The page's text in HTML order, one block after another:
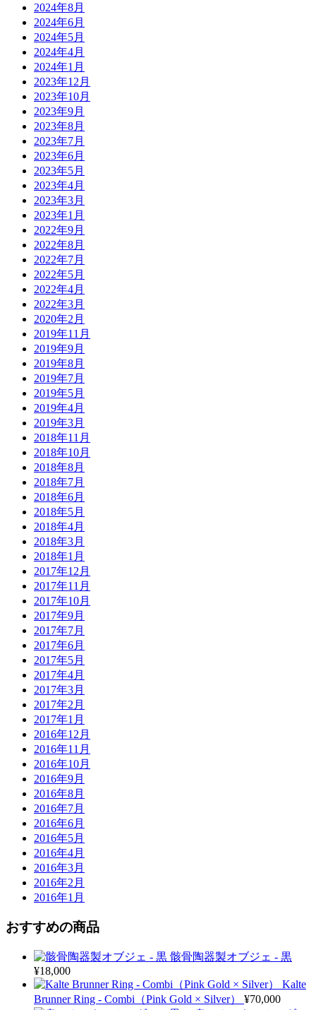
2024年8月
2024年6月
2024年5月
2024年4月
2024年1月
2023年12月
2023年10月
2023年9月
2023年8月
2023年7月
2023年6月
2023年5月
2023年4月
2023年3月
2023年1月
2022年9月
2022年8月
2022年7月
2022年5月
2022年4月
2022年3月
2020年2月
2019年11月
2019年9月
2019年8月
2019年7月
2019年5月
2019年4月
2019年3月
2018年11月
2018年10月
2018年8月
2018年7月
2018年6月
2018年5月
2018年4月
2018年3月
2018年1月
2017年12月
2017年11月
2017年10月
2017年9月
2017年7月
2017年6月
2017年5月
2017年4月
2017年3月
2017年2月
2017年1月
2016年12月
2016年11月
2016年10月
2016年9月
2016年8月
2016年7月
2016年6月
2016年5月
2016年4月
2016年3月
2016年2月
2016年1月
おすすめの商品
骸骨陶器製オブジェ - 黒
¥18,000
Kalte
Brunner Ring - Combi（Pink Gold × Silver）
¥70,000